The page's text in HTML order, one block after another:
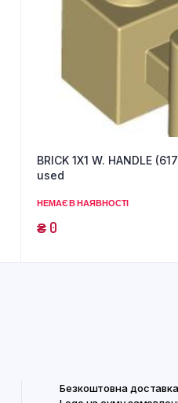
BRICK 1X1 W. HANDLE
used
НЕМАЄ В НАЯВНОСТІ
₴0
Безкоштовна